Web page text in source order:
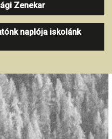
Zenekar
naplója iskolánk